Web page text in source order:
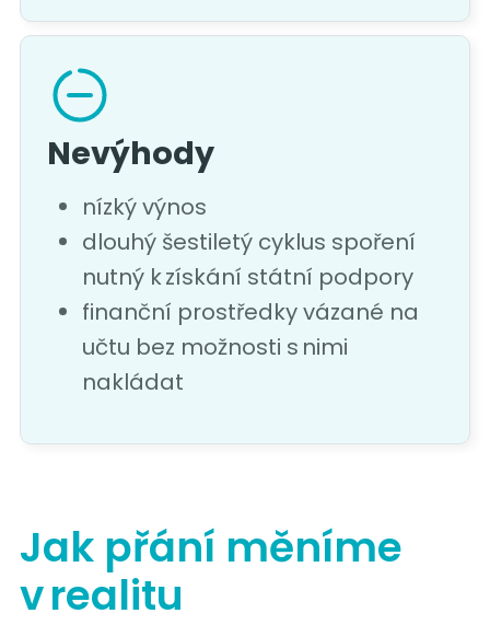
Nevýhody
nízký výnos
dlouhý šestiletý cyklus spoření
nutný k získání státní podpory
finanční prostředky vázané na
učtu bez možnosti s nimi
nakládat
Jak přání měníme
v realitu